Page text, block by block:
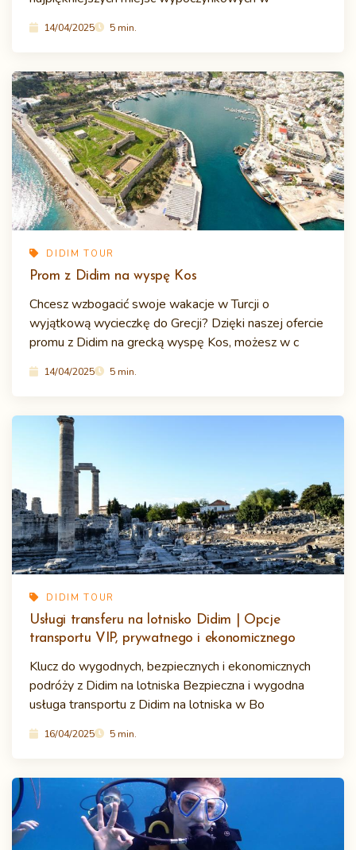
14/04/2025 5 min.
DIDIM TOUR
Prom z Didim na wyspę Kos
Chcesz wzbogacić swoje wakacje w Turcji o
wyjątkową wycieczkę do Grecji? Dzięki naszej ofercie
promu z Didim na grecką wyspę Kos, możesz w c
14/04/2025 5 min.
DIDIM TOUR
Usługi transferu na lotnisko Didim | Opcje
transportu VIP, prywatnego i ekonomicznego
Klucz do wygodnych, bezpiecznych i ekonomicznych
podróży z Didim na lotniska Bezpieczna i wygodna
usługa transportu z Didim na lotniska w Bo
16/04/2025 5 min.